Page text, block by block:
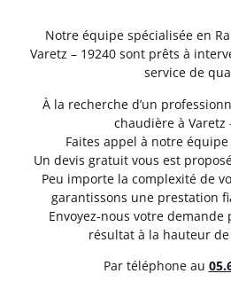
Notre équipe spécialisée en
Varetz – 19240 sont prêts à
service de
À la recherche d’un
chaudière à Varetz
Faites appel à notre
Un devis gratuit vous est
Peu importe la complexité de
garantissons une prestation
Envoyez-nous votre demande
résultat à la hauteur
Par téléphone au